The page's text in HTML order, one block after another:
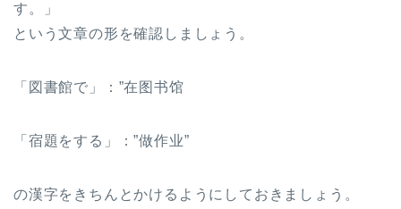
す。」
という文章の形を確認しましょう。
「図書館で」：”在图书馆
「宿題をする」：”做作业”
の漢字をきちんとかけるようにしておきましょう。